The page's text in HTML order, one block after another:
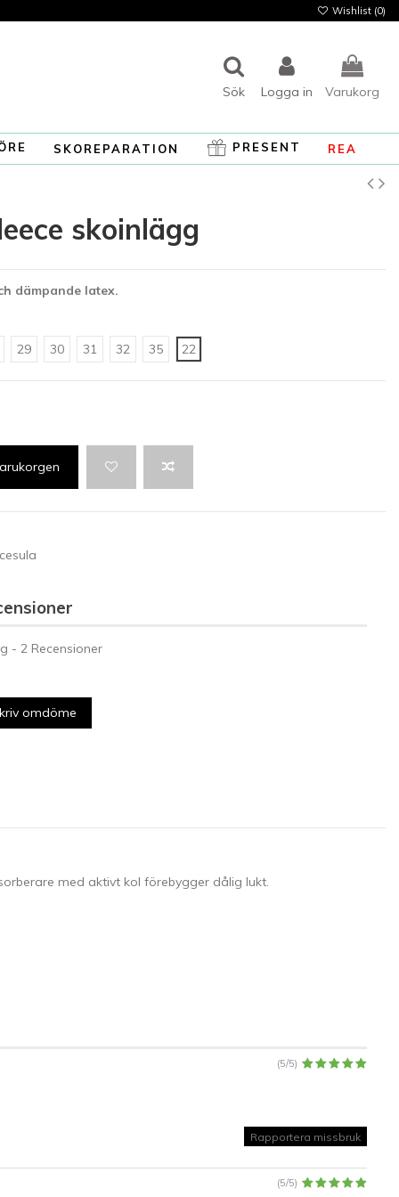
Wishlist (0)
Sök Logga in Varukorg
SKOREPARATION PRESENT REA
skoinlägg
dämpande latex.
29 30 31 32 35 22
- 2 Recensioner
omdöme
med aktivt kol förebygger dålig lukt.
(5/5)
Rapportera missbruk
(5/5)